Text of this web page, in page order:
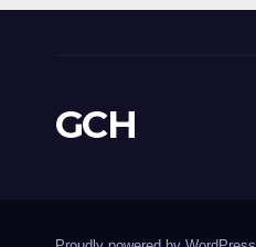
GCH